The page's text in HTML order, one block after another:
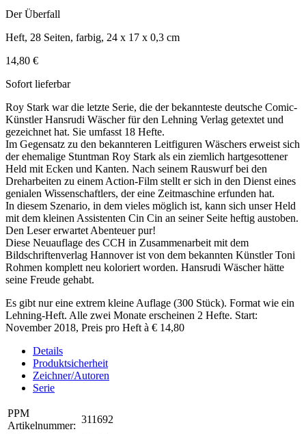
Der Überfall
Heft, 28 Seiten, farbig, 24 x 17 x 0,3 cm
14,80 €
Sofort lieferbar
Roy Stark war die letzte Serie, die der bekannteste deutsche Comic-
Künstler Hansrudi Wäscher für den Lehning Verlag getextet und
gezeichnet hat. Sie umfasst 18 Hefte.
Im Gegensatz zu den bekannteren Leitfiguren Wäschers erweist sich
der ehemalige Stuntman Roy Stark als ein ziemlich hartgesottener
Held mit Ecken und Kanten. Nach seinem Rauswurf bei den
Dreharbeiten zu einem Action-Film stellt er sich in den Dienst eines
genialen Wissenschaftlers, der eine Zeitmaschine erfunden hat.
In diesem Szenario, in dem vieles möglich ist, kann sich unser Held
mit dem kleinen Assistenten Cin Cin an seiner Seite heftig austoben.
Den Leser erwartet Abenteuer pur!
Diese Neuauflage des CCH in Zusammenarbeit mit dem
Bildschriftenverlag Hannover ist von dem bekannten Künstler Toni
Rohmen komplett neu koloriert worden. Hansrudi Wäscher hätte
seine Freude gehabt.
Es gibt nur eine extrem kleine Auflage (300 Stück). Format wie ein
Lehning-Heft. Alle zwei Monate erscheinen 2 Hefte. Start:
November 2018, Preis pro Heft à € 14,80
Details
Produktsicherheit
Zeichner/Autoren
Serie
PPM
Artikelnummer:
311692